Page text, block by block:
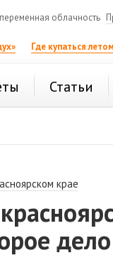
переменная облачность
Где купаться
Статьи
крае